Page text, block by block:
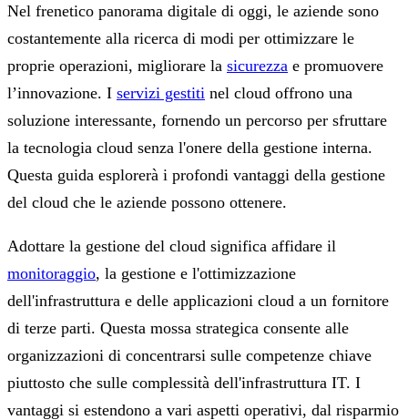
Nel frenetico panorama digitale di oggi, le aziende sono
costantemente alla ricerca di modi per ottimizzare le
proprie operazioni, migliorare la sicurezza e promuovere
l’innovazione. I servizi gestiti nel cloud offrono una
soluzione interessante, fornendo un percorso per sfruttare
la tecnologia cloud senza l'onere della gestione interna.
Questa guida esplorerà i profondi vantaggi della gestione
del cloud che le aziende possono ottenere.
Adottare la gestione del cloud significa affidare il
monitoraggio, la gestione e l'ottimizzazione
dell'infrastruttura e delle applicazioni cloud a un fornitore
di terze parti. Questa mossa strategica consente alle
organizzazioni di concentrarsi sulle competenze chiave
piuttosto che sulle complessità dell'infrastruttura IT. I
vantaggi si estendono a vari aspetti operativi, dal risparmio